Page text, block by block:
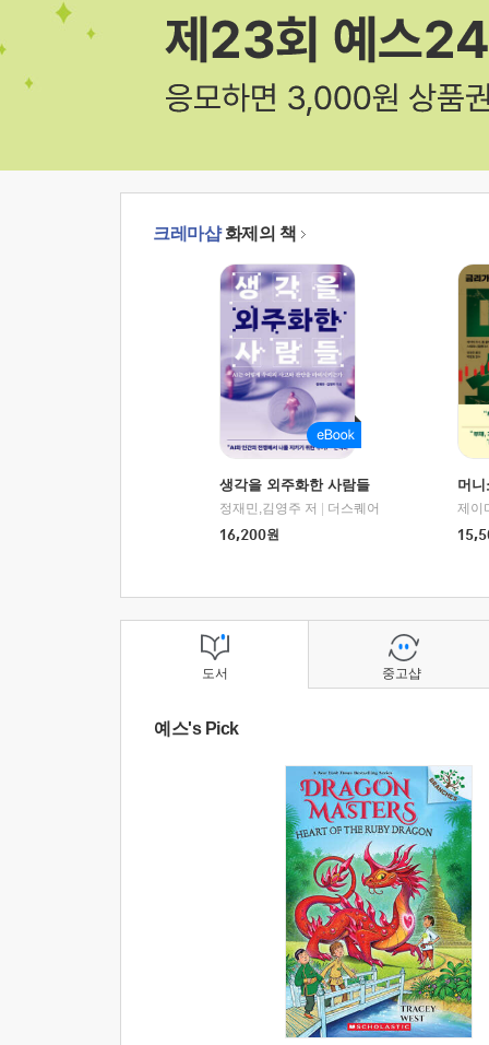
크레마샵화제의 책
생각을 외주화한 사람들
정재민,김영주 저
더스퀘어
16,200원
머
도서
예스's Pick
중고샵